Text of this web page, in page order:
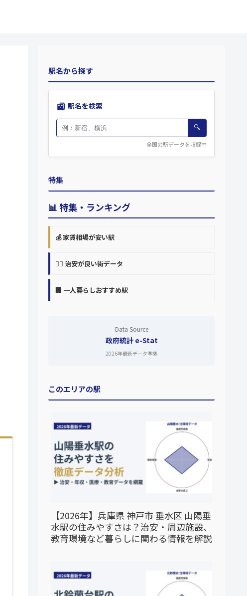
駅名から探す
🚉 駅名を検索
🔍
全国の駅データを収録中
特集
📊 特集・ランキング
💰 家賃相場が安い駅
👮‍♀️ 治安が良い街データ
🏢 一人暮らしおすすめ駅
Data Source
政府統計 e-Stat
2026年最新データ準拠
このエリアの駅
【2026年】兵庫県 神戸市 垂水区 山陽垂
水駅の住みやすさは？治安・周辺施設、
教育環境など暮らしに関わる情報を解説